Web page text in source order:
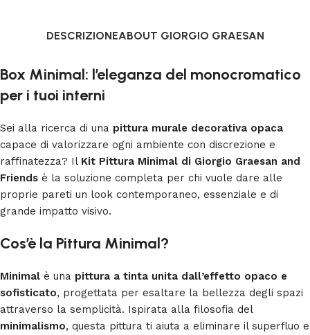
DESCRIZIONEABOUT GIORGIO GRAESAN
Box Minimal: l’eleganza del monocromatico
per i tuoi interni
Sei alla ricerca di una pittura murale decorativa opaca
capace di valorizzare ogni ambiente con discrezione e
raffinatezza? Il Kit Pittura Minimal di Giorgio Graesan and
Friends è la soluzione completa per chi vuole dare alle
proprie pareti un look contemporaneo, essenziale e di
grande impatto visivo.
Cos’è la Pittura Minimal?
Minimal è una pittura a tinta unita dall’effetto opaco e
sofisticato, progettata per esaltare la bellezza degli spazi
attraverso la semplicità. Ispirata alla filosofia del
minimalismo, questa pittura ti aiuta a eliminare il superfluo e